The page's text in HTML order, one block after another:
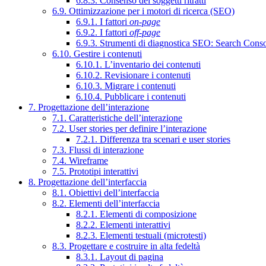
6.9. Ottimizzazione per i motori di ricerca (SEO)
6.9.1. I fattori on-page
6.9.2. I fattori off-page
6.9.3. Strumenti di diagnostica SEO: Search
6.10. Gestire i contenuti
6.10.1. L’inventario dei contenuti
6.10.2. Revisionare i contenuti
6.10.3. Migrare i contenuti
6.10.4. Pubblicare i contenuti
7. Progettazione dell’interazione
7.1. Caratteristiche dell’interazione
7.2. User stories per definire l’interazione
7.2.1. Differenza tra scenari e user stories
7.3. Flussi di interazione
7.4. Wireframe
7.5. Prototipi interattivi
8. Progettazione dell’interfaccia
8.1. Obiettivi dell’interfaccia
8.2. Elementi dell’interfaccia
8.2.1. Elementi di composizione
8.2.2. Elementi interattivi
8.2.3. Elementi testuali (microtesti)
8.3. Progettare e costruire in alta fedeltà
8.3.1. Layout di pagina